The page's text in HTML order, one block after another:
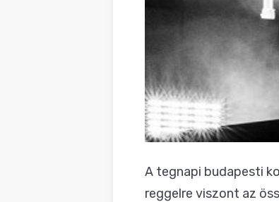
A tegnapi budapesti
reggelre viszont az